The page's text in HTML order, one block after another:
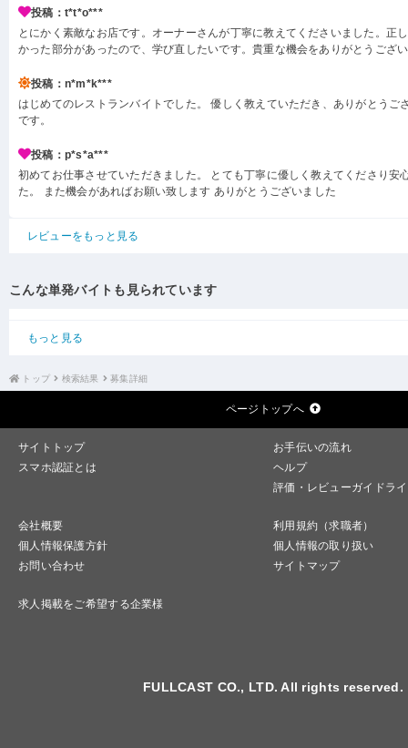
投稿：t*t*o***
とにかく素敵なお店です。オーナーさんが丁寧に教えてくださいました。正
かった部分があったので、学び直したいです。貴重な機会をありがとうござ
投稿：n*m*k***
はじめてのレストランバイトでした。 優しく教えていただき、ありがとうご
です。
投稿：p*s*a***
初めてお仕事させていただきました。 とても丁寧に優しく教えてくださり安
た。 また機会があればお願い致します ありがとうございました
レビューをもっと見る
こんな単発バイトも見られています
もっと見る
トップ 検索結果 募集詳細
ページトップへ
サイトトップ
お手伝いの流れ
スマホ認証とは
ヘルプ
評価・レビューガイドラ
会社概要
利用規約（求職者）
個人情報保護方針
個人情報の取り扱い
お問い合わせ
サイトマップ
求人掲載をご希望する企業様
FULLCAST CO., LTD. All rights reserved.